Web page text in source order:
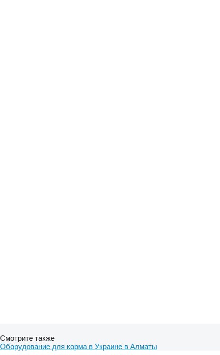
Смотрите также
Оборудование для корма в Украине в Алматы